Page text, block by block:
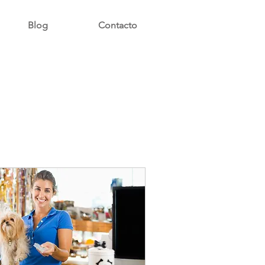
Blog Contacto